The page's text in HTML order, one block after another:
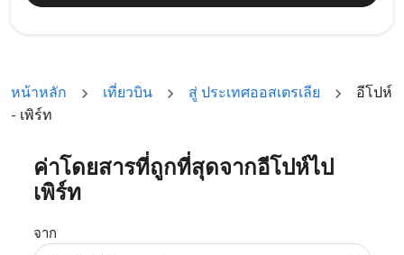
หน้าหลัก เที่ยวบิน สู่ ประเทศออสเตรเลีย
อีโปห์
- เพิร์ท
ค่าโดยสารที่ถูกที่สุดจากอีโปห์ไป
เพิร์ท
จาก
ลองอัปเดตเส้นทางของคุณ (ต้นทางและ/หรือปลายทาง) หรื